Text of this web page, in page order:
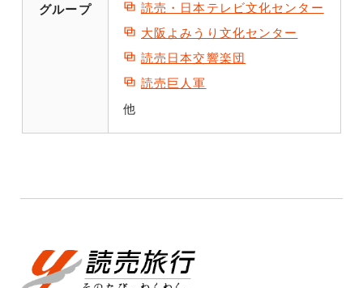
グループ
読売・日本テレビ文化センター
大阪よみうり文化センター
読売日本交響楽団
読売巨人軍
他